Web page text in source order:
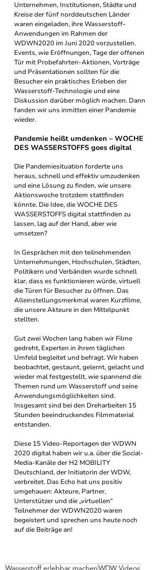
Unternehmen, Institutionen, Städte und
Kreise der fünf norddeutschen Länder
waren eingeladen, ihre Wasserstoff-
Anwendungen im Rahmen der
WDWN2020 im Juni 2020 vorzustellen.
Events, wie Eröffnungen, Tage der offenen
Tür mit Probefahrten-Aktionen, Vorträge
und Präsentationen sollten für die
Besucher ein praktisches Erleben der
Wasserstoff-Technologie und eine
Diskussion darüber möglich machen. Dann
fanden wir uns inmitten einer Pandemie
wieder.
Pandemie heißt umdenken – WOCHE
DES WASSERSTOFFS goes digital
Die Pandemiesituation forderte uns
heraus, schnell und effektiv umzudenken
und eine Lösung zu finden, wie unsere
Aktionswoche trotzdem stattfinden
könnte. Die Idee, die WOCHE DES
WASSERSTOFFS digital stattfinden zu
lassen, lag auf der Hand, aber wie
umsetzen?
In Gesprächen mit den teilnehmenden
Unternehmungen, Hochschulen, Städten,
Politikern und Verbänden wurde schnell
klar, dass es funktionieren würde, virtuell
die Türen für Besucher zu öffnen. Das
Alleinstellungsmerkmal waren Kurzfilme,
die unsere Akteure in den Mittelpunkt
stellten.
Gut zwei Wochen lang haben wir Filme
gedreht, Experten in ihrem täglichen
Umfeld begleitet und befragt. Wir haben
beobachtet, gestaunt, gelernt, gelacht und
wieder mal festgestellt, wie spannend die
Themen rund um Wasserstoff und seine
Anwendungsmöglichkeiten sind.
Insgesamt sind bei den Dreharbeiten 15
Stunden beeindruckendes Filmmaterial
entstanden.
Diese 15 Video-Reportagen der WDWN
2020 digital haben wir u.a. über die Social-
Media-Kanäle der H2 MOBILITY
Deutschland, der Initiatorin der WDW,
verbreitet. Das Echo hat uns positiv
umgehauen: Akteure, Partner,
Unterstützer und die „virtuellen“
Teilnehmer der WDWN2020 waren
begeistert und sprechen uns heute noch
auf die Beiträge an!
Wasserstoff erlebbar machenWDW Videos